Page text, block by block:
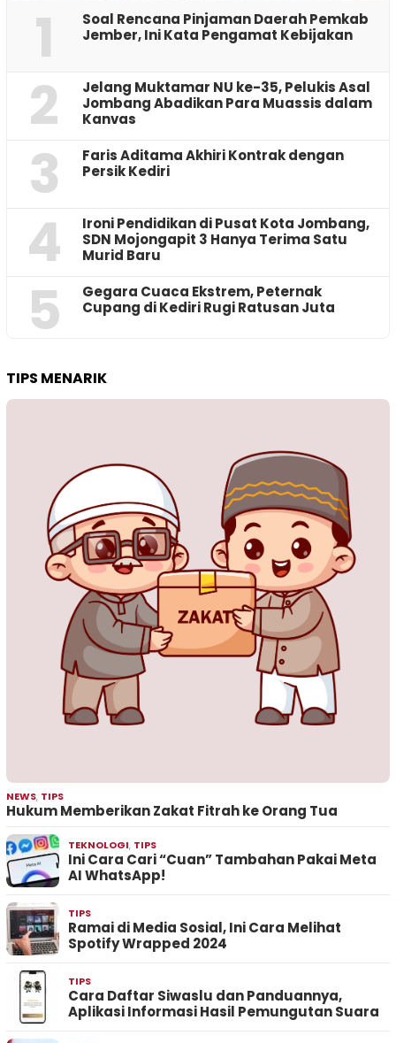
1
‎Soal Rencana Pinjaman Daerah Pemkab
Jember, Ini Kata Pengamat Kebijakan ‎
2
Jelang Muktamar NU ke-35, Pelukis Asal
Jombang Abadikan Para Muassis dalam
Kanvas
3
Faris Aditama Akhiri Kontrak dengan
Persik Kediri
4
Ironi Pendidikan di Pusat Kota Jombang,
SDN Mojongapit 3 Hanya Terima Satu
Murid Baru
5
‎Gegara Cuaca Ekstrem, Peternak
Cupang di Kediri Rugi Ratusan Juta
TIPS MENARIK
NEWS, TIPS
Hukum Memberikan Zakat Fitrah ke Orang Tua
TEKNOLOGI, TIPS
Ini Cara Cari “Cuan” Tambahan Pakai Meta
AI WhatsApp!
TIPS
Ramai di Media Sosial, Ini Cara Melihat
Spotify Wrapped 2024
TIPS
Cara Daftar Siwaslu dan Panduannya,
Aplikasi Informasi Hasil Pemungutan Suara